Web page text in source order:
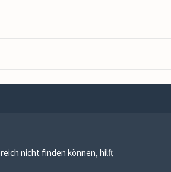
nicht finden können, hilft